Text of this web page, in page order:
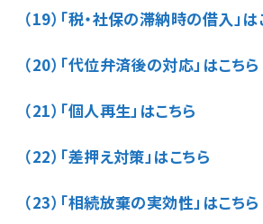
（19）「税・社保の滞納時の借入」は
（20）「代位弁済後の対応」はこちら
（21）「個人再生」はこちら
（22）「差押え対策」はこちら
（23）「相続放棄の実効性」はこちら